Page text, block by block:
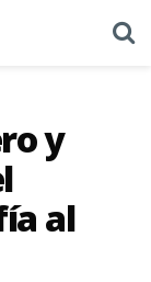
y
al